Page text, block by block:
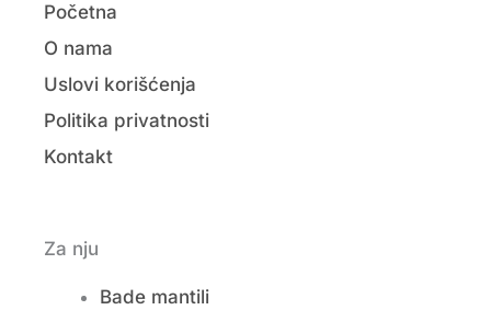
Početna
O nama
Uslovi korišćenja
Politika privatnosti
Kontakt
Za nju
Bade mantili